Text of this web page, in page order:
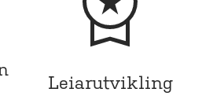
Leiarutvikling